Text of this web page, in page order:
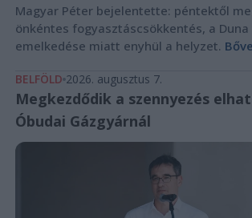
Magyar Péter bejelentette: péntektől
önkéntes fogyasztáscsökkentés, a
emelkedése miatt enyhül a helyzet.
BELFÖLD 2026. augusztus 7.
Megkezdődik a szennyezés
Óbudai Gázgyárnál